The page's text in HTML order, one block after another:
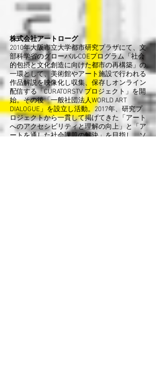
株式会社アートローグ
2010年大阪市立大学都市研究プラザにて、文
部科学省のグローバルCOEプログラム「社会
的包摂と文化創造に向けた都市の再構築」の
一環として、美術館やアート施設で行われる
作品解説を映像化し収集、保存しオンライン
配信する「CURATORSTV プロジェクト」を開
始。その後「一般社団法人WORLD ART
DIALOGUE」を設立し活動。2017年、研究プ
ロジェクトから一貫して掲げてきた「アート
へのアクセシビリティと理解の向上」と「ア
ートを通した社会課題の解決」を目指し、ソ